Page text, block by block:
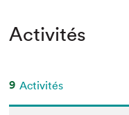
Activités
9 Activités